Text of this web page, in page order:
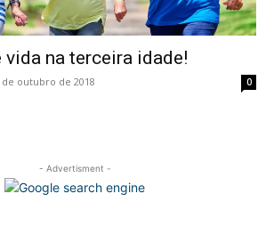
vida na terceira idade!
de outubro de 2018 0
- Advertisment -